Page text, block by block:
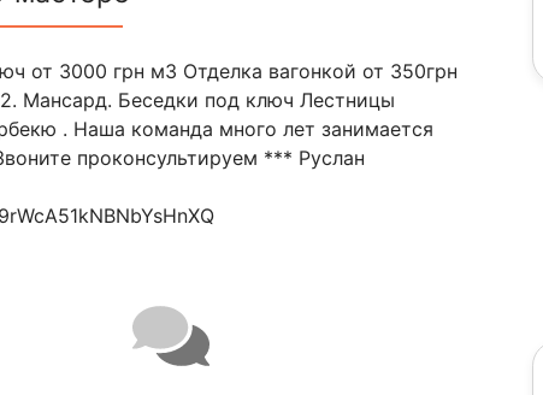
от 3000 грн м3 Отделка вагонкой от 350грн
Мансард. Беседки под ключ Лестницы
. Наша команда много лет занимается
проконсультируем *** Руслан